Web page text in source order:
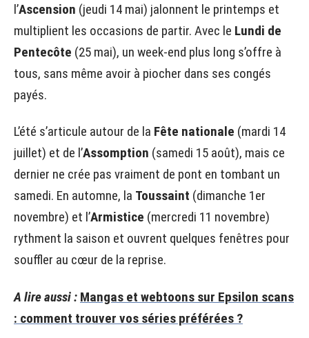
l’Ascension (jeudi 14 mai) jalonnent le printemps et
multiplient les occasions de partir. Avec le Lundi de
Pentecôte (25 mai), un week-end plus long s’offre à
tous, sans même avoir à piocher dans ses congés
payés.
L’été s’articule autour de la Fête nationale (mardi 14
juillet) et de l’Assomption (samedi 15 août), mais ce
dernier ne crée pas vraiment de pont en tombant un
samedi. En automne, la Toussaint (dimanche 1er
novembre) et l’Armistice (mercredi 11 novembre)
rythment la saison et ouvrent quelques fenêtres pour
souffler au cœur de la reprise.
A lire aussi : Mangas et webtoons sur Epsilon scans
: comment trouver vos séries préférées ?